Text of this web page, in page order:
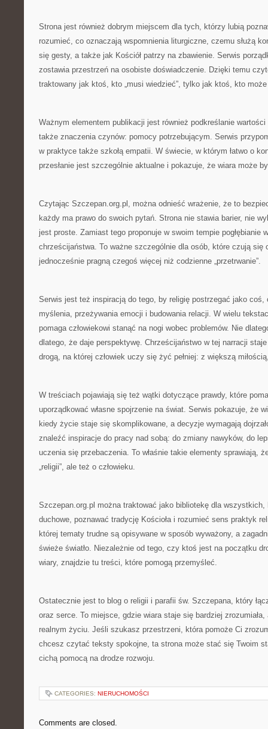
Strona jest również dobrym miejscem dla tych, którzy lubią
rozumieć, co oznaczają wspomnienia liturgiczne, czemu służą
się gesty, a także jak Kościół patrzy na zbawienie. Serwis
zostawia przestrzeń na osobiste doświadczenie. Dzięki temu
traktowany jak ktoś, kto „musi wiedzieć”, tylko jak ktoś, kto
Ważnym elementem publikacji jest również podkreślanie
także znaczenia czynów: pomocy potrzebującym. Serwis
w praktyce także szkołą empatii. W świecie, w którym łatwo o
przesłanie jest szczególnie aktualne i pokazuje, że wiara może
Czytając Szczepan.org.pl, można odnieść wrażenie, że to
każdy ma prawo do swoich pytań. Strona nie stawia barier, nie
jest proste. Zamiast tego proponuje w swoim tempie pogłębianie
chrześcijaństwa. To ważne szczególnie dla osób, które czują się
jednocześnie pragną czegoś więcej niż codzienne „przetrwanie”.
Serwis jest też inspiracją do tego, by religię postrzegać jako coś,
myślenia, przeżywania emocji i budowania relacji. W wielu
pomaga człowiekowi stanąć na nogi wobec problemów. Nie
dlatego, że daje perspektywę. Chrześcijaństwo w tej narracji
drogą, na której człowiek uczy się żyć pełniej: z większą
W treściach pojawiają się też wątki dotyczące prawdy, które
uporządkować własne spojrzenie na świat. Serwis pokazuje, że
kiedy życie staje się skomplikowane, a decyzje wymagają
znaleźć inspiracje do pracy nad sobą: do zmiany nawyków, do
uczenia się przebaczenia. To właśnie takie elementy sprawiają,
„religii”, ale też o człowieku.
Szczepan.org.pl można traktować jako bibliotekę dla wszystkich,
duchowe, poznawać tradycję Kościoła i rozumieć sens praktyk
której tematy trudne są opisywane w sposób wyważony, a
świeże światło. Niezależnie od tego, czy ktoś jest na początku
wiary, znajdzie tu treści, które pomogą przemyśleć.
Ostatecznie jest to blog o religii i parafii św. Szczepana, który
oraz serce. To miejsce, gdzie wiara staje się bardziej
realnym życiu. Jeśli szukasz przestrzeni, która pomoże Ci
chcesz czytać teksty spokojne, ta strona może stać się Twoim
cichą pomocą na drodze rozwoju.
CATEGORIES: NIERUCHOMOŚCI
Comments are closed.